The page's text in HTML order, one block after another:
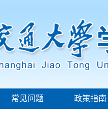
常见问题 政策指南